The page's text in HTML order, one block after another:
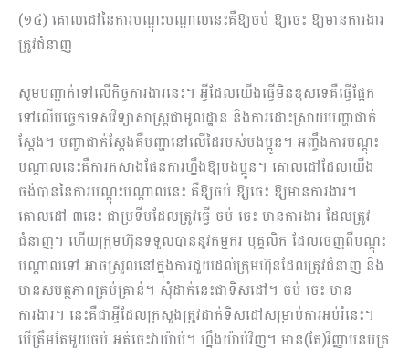
(១៤) គោលដៅនៃការបណ្តុះបណ្តាលនេះគឺឱ្យចប់ ឱ្យចេះ ឱ្យមានការងារ
ត្រូវជំនាញ
សូមបញ្ជាក់ទៅលើកិច្ចការងារនេះ។ អ្វីដែលយើងធ្វើមិនខុសទេគឺធ្វើផ្អែក
ទៅលើបច្ចេកទេសវិទ្យាសាស្ត្រជាមូលដ្ឋាន និងការដោះស្រាយបញ្ហាជាក់
ស្តែង។ បញ្ហាជាក់ស្តែងគឺបញ្ហានៅលើដៃរបស់បងប្អូន។ អញ្ចឹងការបណ្តុះ
បណ្ដាលនេះគឺការកសាងផែនការហ្នឹងឱ្យបងប្អូន។ គោលដៅដែលយើង
ចង់បាននៃការបណ្តុះបណ្តាលនេះ គឺឱ្យចប់ ឱ្យចេះ ឱ្យមានការងារ។
គោលដៅ ៣នេះ ជាប្រទីបដែលត្រូវធ្វើ ចប់ ចេះ មានការងារ ដែលត្រូវ
ជំនាញ។ ហើយក្រុមហ៊ុនទទួលបាននូវកម្មករ បុគ្គលិក ដែលចេញពីបណ្តុះ
បណ្តាលទៅ អាចស្រួលនៅក្នុងការជួយដល់ក្រុមហ៊ុនដែលត្រូវជំនាញ និង
មានសមត្ថភាពគ្រប់គ្រាន់។ សុំដាក់នេះជាទិសដៅ។ ចប់ ចេះ មាន
ការងារ។ នេះគឺជាអ្វីដែលក្រសួងត្រូវដាក់ទិសដៅសម្រាប់ការអប់រំនេះ។
បើត្រឹមតែមួយចប់ អត់ចេះវាយ៉ាប់។ ហ្នឹងយ៉ាប់វិញ​។ មាន(តែ)វិញ្ញាបនបត្រ